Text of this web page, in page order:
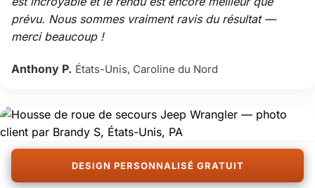
prévu. Nous sommes vraiment ravis du résultat —
merci beaucoup !
Anthony P. États-Unis, Caroline du Nord
★ ★
Elle est superbe et mon fils l'adore. Merci beaucoup
DESIGN PERSONNALISÉ GRATUIT